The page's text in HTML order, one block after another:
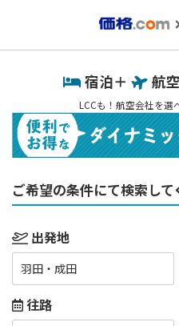
宿泊＋ 航
LCCも！航空会社を選
ご希望の条件にて検索して
出発地
羽田・成田
往路